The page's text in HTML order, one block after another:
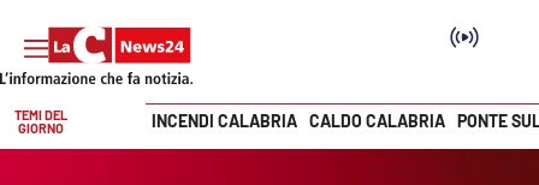
Vai
TEMI DEL
GIORNO
INCENDI CALABRIA CALDO CALABRIA PONTE